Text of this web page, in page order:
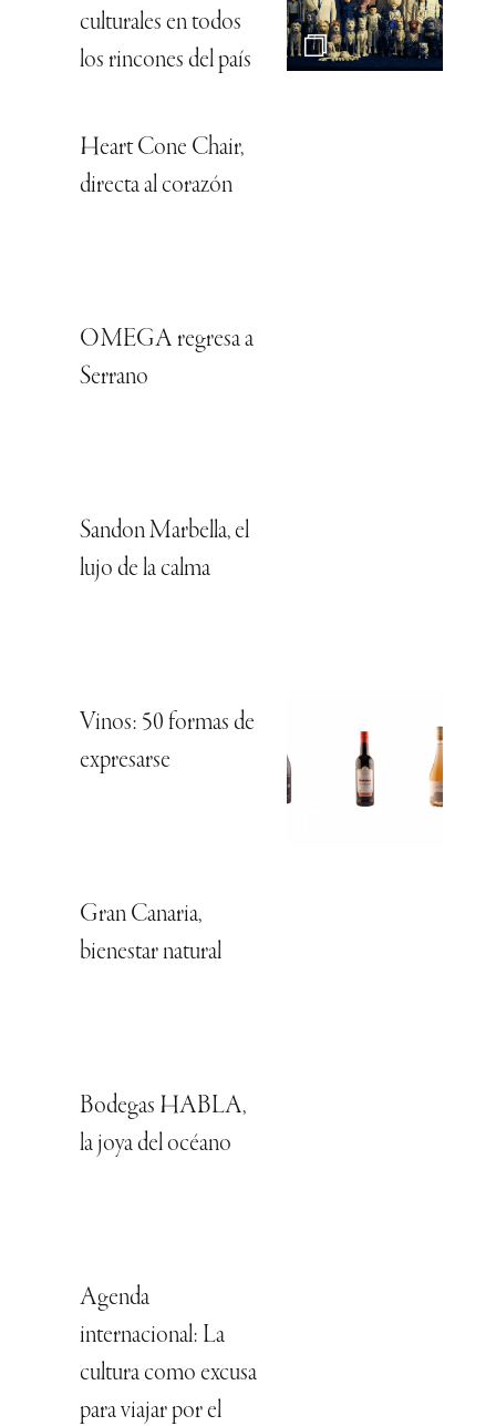
culturales en todos
los rincones del país
Heart Cone Chair,
directa al corazón
OMEGA regresa a
Serrano
Sandon Marbella, el
lujo de la calma
Vinos: 50 formas de
expresarse
Gran Canaria,
bienestar natural
Bodegas HABLA,
la joya del océano
Agenda
internacional: La
cultura como excusa
para viajar por el